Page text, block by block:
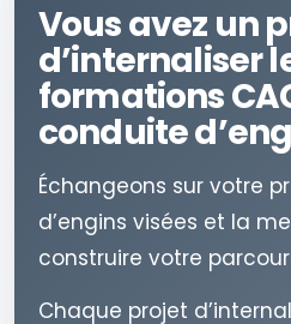
Vous avez un
d’internaliser
formations
conduite
Échangeons sur votre
d’engins visées et la
construire votre parcours
Chaque projet